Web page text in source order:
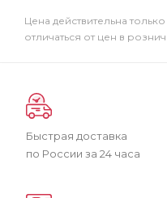
Цена действительна
отличаться от цен в
Быстрая доставка
по России за 24 часа